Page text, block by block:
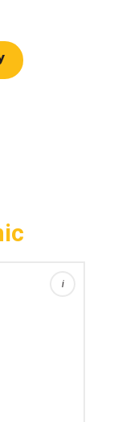
она
погоду
i